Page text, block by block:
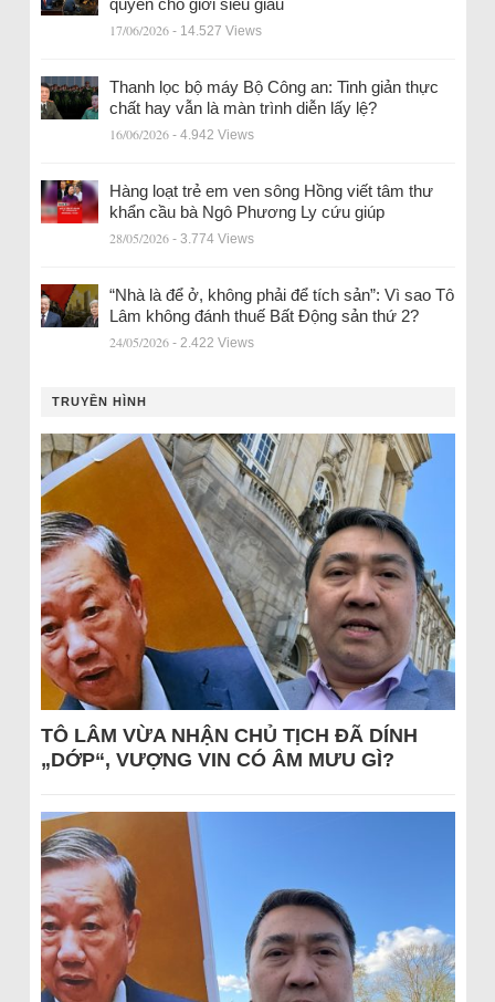
quyền cho giới siêu giàu
17/06/2026 - 14.527 Views
Thanh lọc bộ máy Bộ Công an: Tinh giản thực
chất hay vẫn là màn trình diễn lấy lệ?
16/06/2026 - 4.942 Views
Hàng loạt trẻ em ven sông Hồng viết tâm thư
khẩn cầu bà Ngô Phương Ly cứu giúp
28/05/2026 - 3.774 Views
“Nhà là để ở, không phải để tích sản”: Vì sao Tô
Lâm không đánh thuế Bất Động sản thứ 2?
24/05/2026 - 2.422 Views
TRUYỀN HÌNH
TÔ LÂM VỪA NHẬN CHỦ TỊCH ĐÃ DÍNH
„DỚP“, VƯỢNG VIN CÓ ÂM MƯU GÌ?